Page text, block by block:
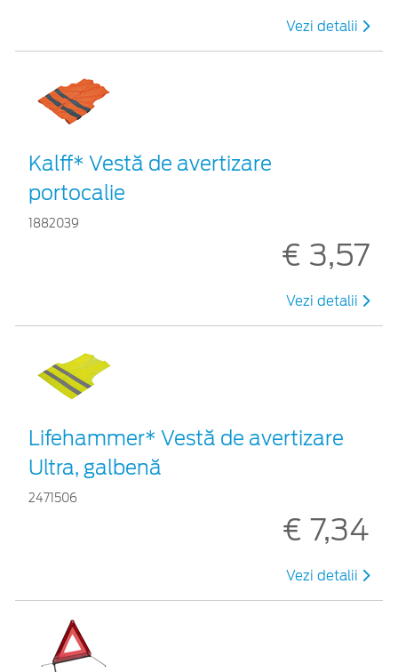
Vezi detalii
Kalff* Vestă de avertizare
portocalie
1882039
€ 3,57
Vezi detalii
Lifehammer* Vestă de avertizare
Ultra, galbenă
2471506
€ 7,34
Vezi detalii